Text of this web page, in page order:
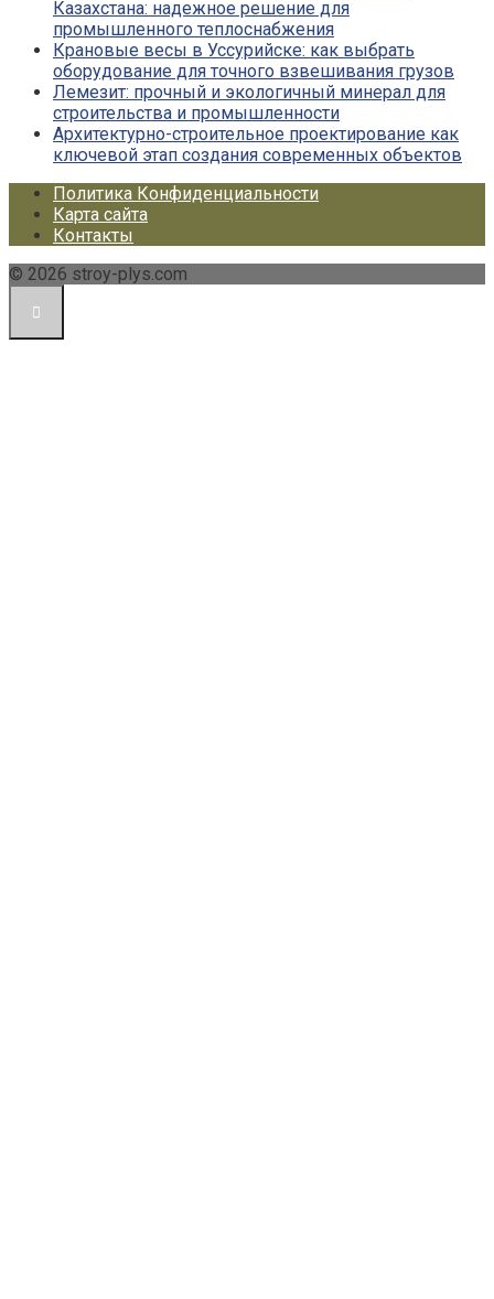
Казахстана: надежное решение для
промышленного теплоснабжения
Крановые весы в Уссурийске: как выбрать
оборудование для точного взвешивания грузов
Лемезит: прочный и экологичный минерал для
строительства и промышленности
Архитектурно-строительное проектирование как
ключевой этап создания современных объектов
Политика Конфиденциальности
Карта сайта
Контакты
© 2026 stroy-plys.com